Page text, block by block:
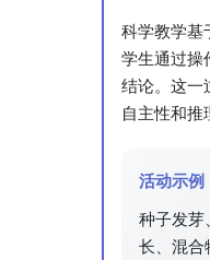
科学教学基
学生通过操
结论。这一
自主性和推
活动示例
种子发芽
长、混合